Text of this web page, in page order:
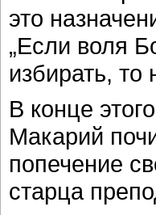
это
„Если воля
избирать, то
В конце
Макарий
попечение
старца